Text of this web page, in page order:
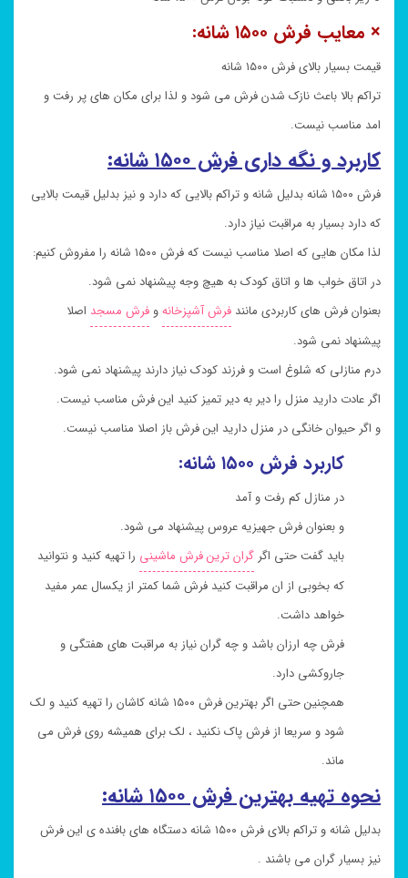
× معایب فرش ۱۵۰۰ شانه:
قیمت بسیار بالای فرش ۱۵۰۰ شانه
تراکم بالا باعث نازک شدن فرش می شود و لذا برای مکان های پر رفت و
امد مناسب نیست.
کاربرد و نگه داری فرش ۱۵۰۰ شانه:
فرش ۱۵۰۰ شانه بدلیل شانه و تراکم بالایی که دارد و نیز بدلیل قیمت بالایی
که دارد بسیار به مراقبت نیاز دارد.
لذا مکان هایی که اصلا مناسب نیست که فرش ۱۵۰۰ شانه را مفروش کنیم:
در اتاق خواب ها و اتاق کودک به هیچ وجه پیشنهاد نمی شود.
بعنوان فرش های کاربردی مانند فرش آشپزخانهو فرش مسجد اصلا
پیشنهاد نمی شود.
درم منازلی که شلوغ است و فرزند کودک نیاز دارند پیشنهاد نمی شود.
اگر عادت دارید منزل را دیر به دیر تمیز کنید این فرش مناسب نیست.
و اگر حیوان خانگی در منزل دارید این فرش باز اصلا مناسب نیست.
کاربرد فرش ۱۵۰۰ شانه:
در منازل کم رفت و آمد
و بعنوان فرش جهیزیه عروس پیشنهاد می شود.
باید گفت حتی اگرگران ترین فرش ماشینی را تهیه کنید و نتوانید
که بخوبی از ان مراقبت کنید فرش شما کمتر از یکسال عمر مفید
خواهد داشت.
فرش چه ارزان باشد و چه گران نیاز به مراقبت های هفتگی و
جاروکشی دارد.
همچنین حتی اگر بهترین فرش ۱۵۰۰ شانه کاشان را تهیه کنید و لک
شود و سریعا از فرش پاک نکنید ، لک برای همیشه روی فرش می
ماند.
نحوه تهیه بهترین فرش ۱۵۰۰ شانه:
بدلیل شانه و تراکم بالای فرش ۱۵۰۰ شانه دستگاه های بافنده ی این فرش
نیز بسیار گران می باشند .